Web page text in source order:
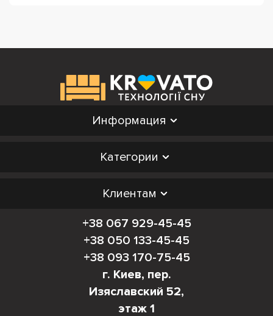
Информация
Категории
Клиентам
+38 067 929-45-45
+38 050 133-45-45
+38 093 170-75-45
г. Киев, пер.
Изяславский 52,
этаж 1